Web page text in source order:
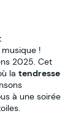
!
2025. Cet
la tendresse
à une soirée